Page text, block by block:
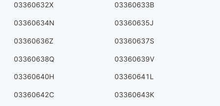
03360632X 03360633B
03360634N 03360635J
03360636Z 03360637S
03360638Q 03360639V
03360640H 03360641L
03360642C 03360643K